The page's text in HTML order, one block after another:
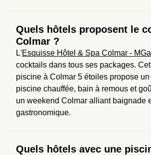
Quels hôtels proposent le
Colmar ?
L'Esquisse Hôtel & Spa Colmar -
cocktails dans tous ses packages.
piscine à Colmar 5 étoiles propose
piscine chauffée, bain à remous et
un weekend Colmar alliant baignade
gastronomique.
Quels hôtels avec une